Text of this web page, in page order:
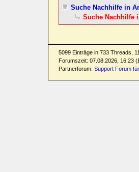
Suche Nachhilfe in
Suche Nachhilfe
5099 Einträge in 733 Threads,
Forumszeit: 07.08.2026, 16:23
Partnerforum:Support Forum